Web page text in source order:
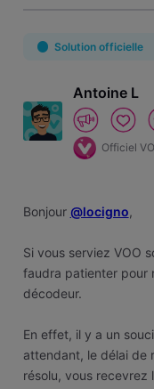
Solution officielle
Antoine L
Officiel
Bonjour @locigno,
Si vous serviez VOO
faudra patienter pour
décodeur.
En effet, il y a un
attendant, le délai de
résolu, vous recevrez